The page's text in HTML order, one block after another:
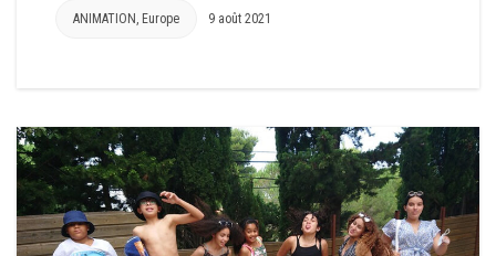
ANIMATION Europe 9 août 2021